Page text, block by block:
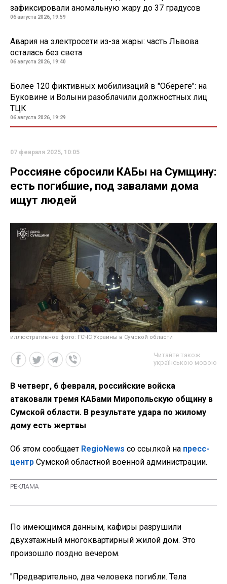
зафиксировали аномальную жару до 37 градусов
06 августа 2026, 19:59
Авария на электросети из-за жары: часть Львова
осталась без света
06 августа 2026, 19:40
Более 120 фиктивных мобилизаций в "Обереге": на
Буковине и Волыни разоблачили должностных лиц
ТЦК
06 августа 2026, 19:29
07 февраля 2025, 10:05
Россияне сбросили КАБы на Сумщину:
есть погибшие, под завалами дома
ищут людей
иллюстративное фото: ГСЧС Украины в Сумской области
Читайте також
українською мовою
В четверг, 6 февраля, российские войска
атаковали тремя КАБами Миропольскую общину в
Сумской области. В результате удара по жилому
дому есть жертвы
Об этом сообщает RegioNews со ссылкой на пресс-
центр Сумской областной военной администрации.
По имеющимся данным, кафиры разрушили
двухэтажный многоквартирный жилой дом. Это
произошло поздно вечером.
"Предварительно, два человека погибли. Тела